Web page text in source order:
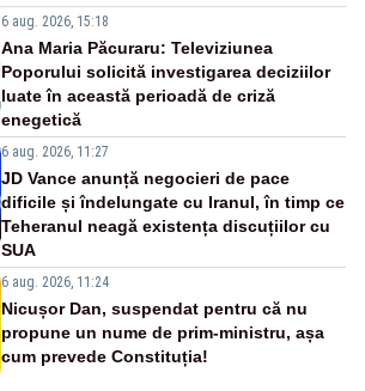
6 aug. 2026, 15:18
Ana Maria Păcuraru: Televiziunea
Poporului solicită investigarea deciziilor
luate în această perioadă de criză
enegetică
6 aug. 2026, 11:27
JD Vance anunță negocieri de pace
dificile și îndelungate cu Iranul, în timp ce
Teheranul neagă existența discuțiilor cu
SUA
6 aug. 2026, 11:24
Nicușor Dan, suspendat pentru că nu
propune un nume de prim-ministru, așa
cum prevede Constituția!